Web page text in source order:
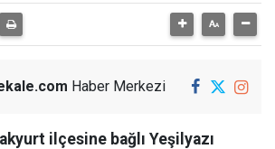
Haber Merkezi
ilçesine bağlı Yeşilyazı